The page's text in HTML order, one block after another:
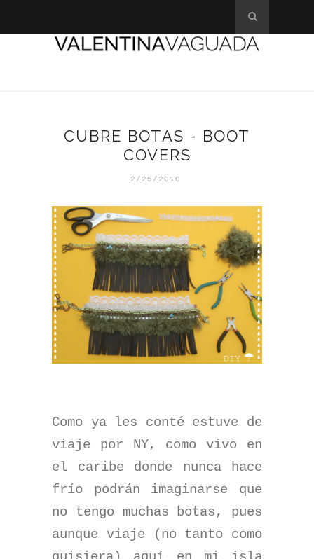
CUBRE BOTAS - BOOT
COVERS
2/25/2016
Como ya les conté estuve de
viaje por NY, como vivo en
el caribe donde nunca hace
frío podrán imaginarse que
no tengo muchas botas, pues
aunque viaje (no tanto como